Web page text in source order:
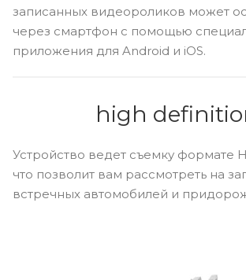
записанных видеороликов может
через смартфон с помощью
приложения для Android и iOS.
high
Устройство ведет съемку формате
что позволит вам рассмотреть на
встречных автомобилей и